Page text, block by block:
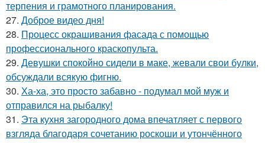
терпения и грамотного планирования.
27. Доброе видео дня!
28. Процесс окрашивания фасада с помощью
профессионального краскопульта.
29. Девушки спокойно сидели в маке, жевали свои булки,
обсуждали всякую фигню.
30. Ха-ха, это просто забавно - подумал мой муж и
отправился на рыбалку!
31. Эта кухня загородного дома впечатляет с первого
взгляда благодаря сочетанию роскоши и утончённого